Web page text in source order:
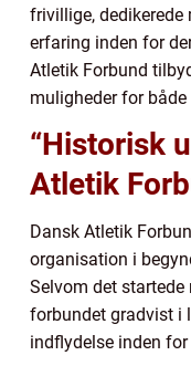
frivillige, dedikerede
erfaring inden for
Atletik Forbund
muligheder for
“Historisk
Atletik
Dansk Atletik
organisation i
Selvom det startede
forbundet gradvist i
indflydelse inden